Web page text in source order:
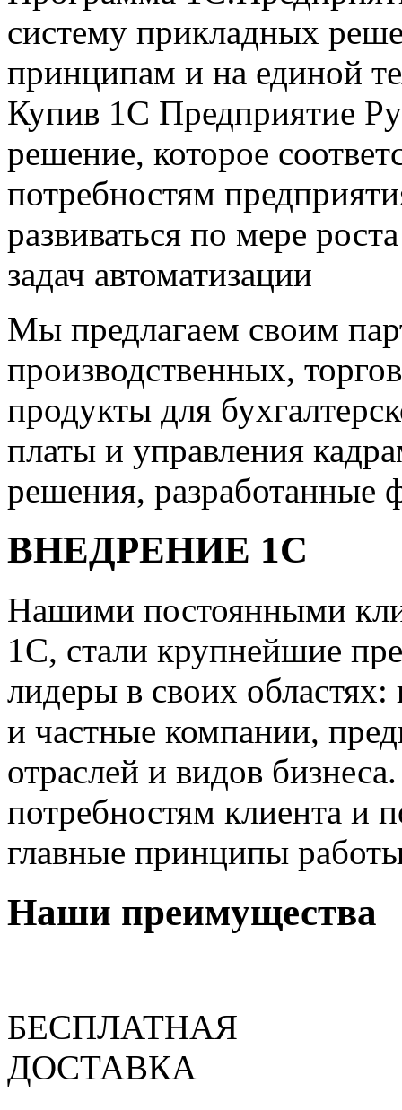
систему прикладных
принципам и на единой
Купив 1С Предприятие
решение, которое
потребностям
развиваться по мере
задач автоматизации
Мы предлагаем своим
производственных,
продукты для
платы и управления
решения, разработанные
ВНЕДРЕНИЕ 1С
Нашими постоянными
1С, стали крупнейшие
лидеры в своих областях:
и частные компании,
отраслей и видов
потребностям клиента и
главные принципы
Наши преимущества
БЕСПЛАТНАЯ
ДОСТАВКА